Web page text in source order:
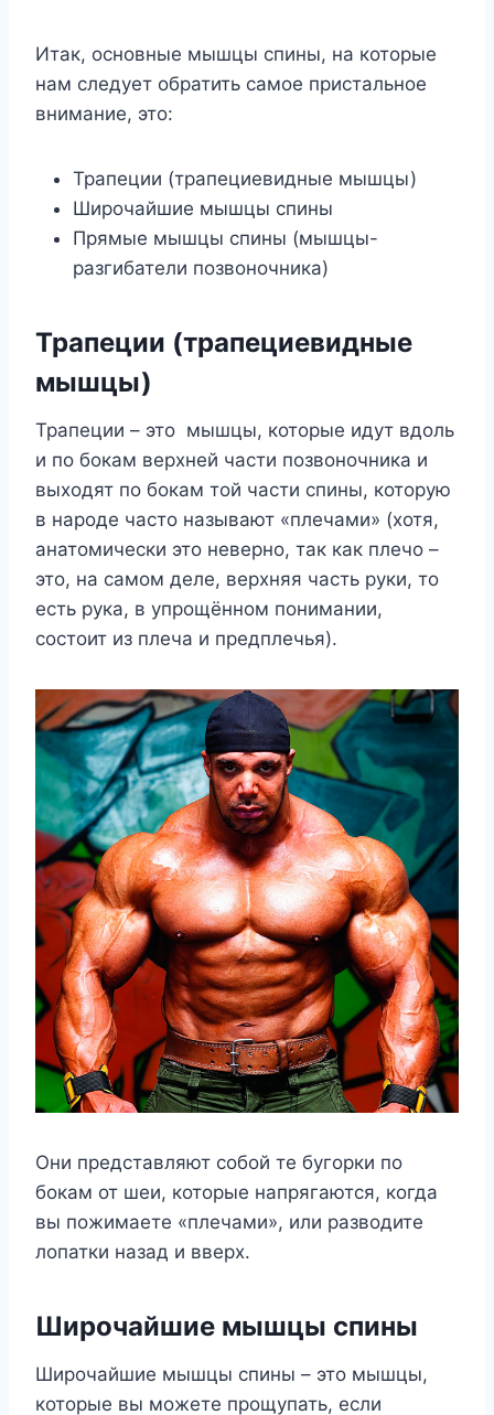
Итак, основные мышцы спины, на которые
нам следует обратить самое пристальное
внимание, это:
Трапеции (трапециевидные мышцы)
Широчайшие мышцы спины
Прямые мышцы спины (мышцы-
разгибатели позвоночника)
Трапеции (трапециевидные
мышцы)
Трапеции – это мышцы, которые идут вдоль
и по бокам верхней части позвоночника и
выходят по бокам той части спины, которую
в народе часто называют «плечами» (хотя,
анатомически это неверно, так как плечо –
это, на самом деле, верхняя часть руки, то
есть рука, в упрощённом понимании,
состоит из плеча и предплечья).
Они представляют собой те бугорки по
бокам от шеи, которые напрягаются, когда
вы пожимаете «плечами», или разводите
лопатки назад и вверх.
Широчайшие мышцы спины
Широчайшие мышцы спины – это мышцы,
которые вы можете прощупать, если